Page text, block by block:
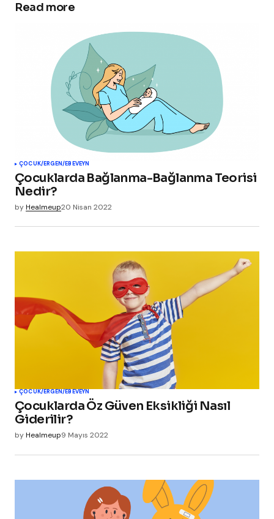
Read more
ÇOCUK/ERGEN/EBEVEYN
Çocuklarda Bağlanma-Bağlanma Teorisi
Nedir?
byHealmeup20 Nisan 2022
ÇOCUK/ERGEN/EBEVEYN
Çocuklarda Öz Güven Eksikliği Nasıl
Giderilir?
byHealmeup9 Mayıs 2022